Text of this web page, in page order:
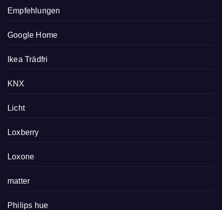
Empfehlungen
Google Home
Ikea Trädfri
KNX
Licht
Loxberry
Loxone
matter
Philips hue